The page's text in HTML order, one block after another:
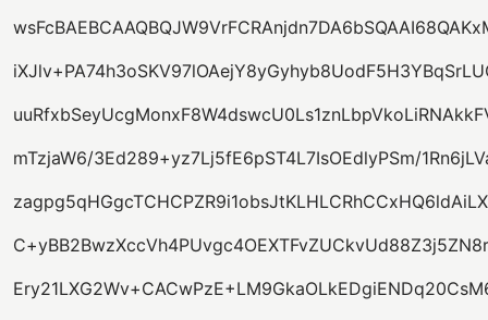
mTzjaW6/3Ed289+yz7Lj5fE6pST4L7IsOEdlyPSm/